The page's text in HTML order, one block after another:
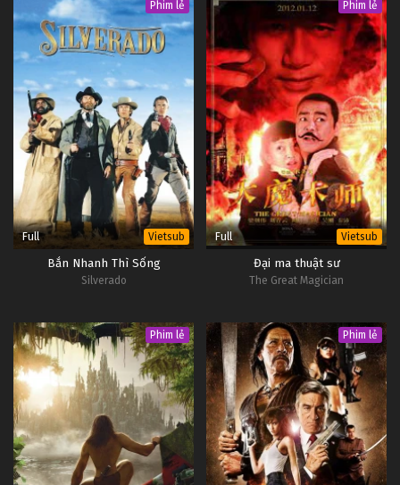
Phim lẻ
Full Vietsub
Bắn Nhanh Thì Sống
Silverado
Phim lẻ
Full Vietsub
Đại ma thuật sư
The Great Magician
Phim lẻ Phim lẻ